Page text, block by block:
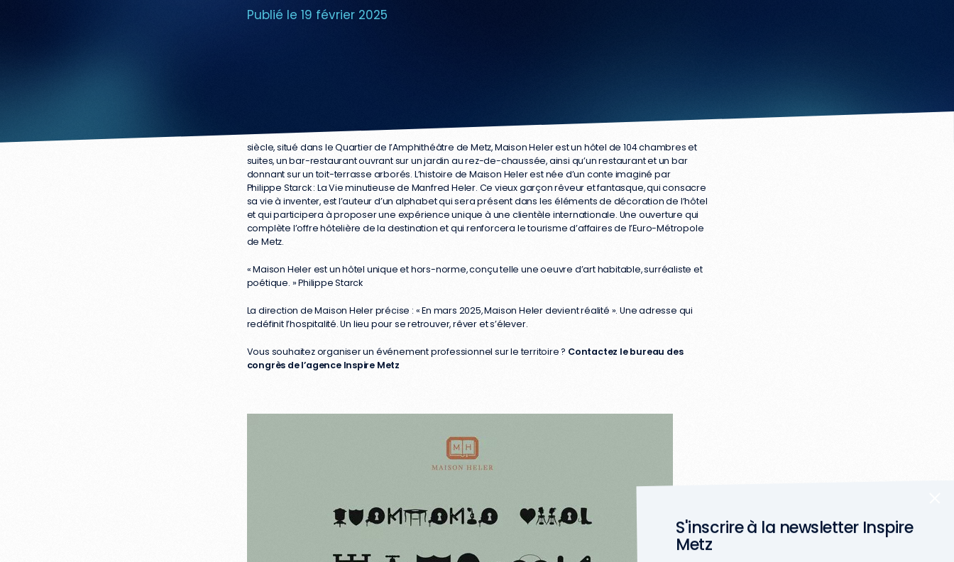
Publié le 19 février 2025
Bâtiment monolithique et monochromatique de 9 étages surmonté d’une maison lorraine du XVIIIème
siècle, situé dans le Quartier de l’Amphithéâtre de Metz, Maison Heler est un hôtel de 104 chambres et
suites, un bar-restaurant ouvrant sur un jardin au rez-de-chaussée, ainsi qu’un restaurant et un bar
donnant sur un toit-terrasse arborés. L’histoire de Maison Heler est née d’un conte imaginé par
Philippe Starck : La Vie minutieuse de Manfred Heler. Ce vieux garçon rêveur et fantasque, qui consacre
sa vie à inventer, est l’auteur d’un alphabet qui sera présent dans les éléments de décoration de l’hôtel
et qui participera à proposer une expérience unique à une clientèle internationale. Une ouverture qui
complète l’offre hôtelière de la destination et qui renforcera le tourisme d’affaires de l’Euro-Métropole
de Metz.
« Maison Heler est un hôtel unique et hors-norme, conçu telle une oeuvre d’art habitable, surréaliste et
poétique. » Philippe Starck
La direction de Maison Heler précise : « En mars 2025, Maison Heler devient réalité ». Une adresse qui
redéfinit l’hospitalité. Un lieu pour se retrouver, rêver et s’élever.
Vous souhaitez organiser un événement professionnel sur le territoire ? Contactez le bureau des
congrès de l’agence Inspire Metz
S'inscrire à la newsletter Inspire
Metz